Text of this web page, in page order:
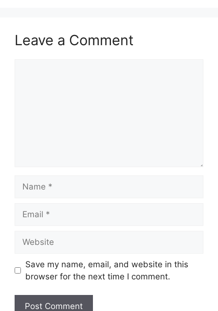
Leave a Comment
Save my name, email, and website in this
browser for the next time I comment.